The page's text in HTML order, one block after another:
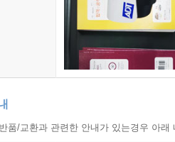
품/교환과 관련한 안내가 있는경우 아